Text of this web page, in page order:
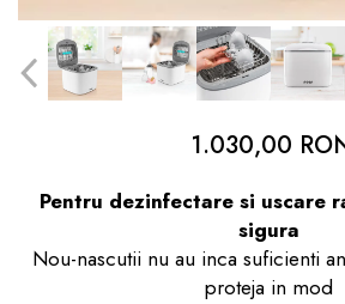
dopuri de urechi
Produse îngrijire copii
Igiena copii
1.030,00
Pentru dezinfectare si uscare
sigura
Nou-nascutii nu au inca suficienti
proteja in mod